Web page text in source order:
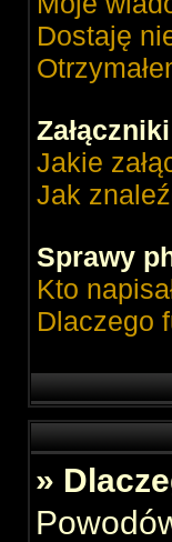
Dostaję
Załączniki
Jakie
Jak
Sprawy
Kto
Dlaczego
»